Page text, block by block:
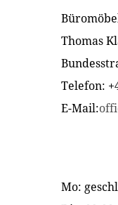
Thomas
Telefon:
E-Mail:
Mo: